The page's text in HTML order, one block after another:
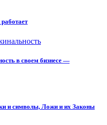
в своем бизнесе —
и символы, Ложи и их Законы